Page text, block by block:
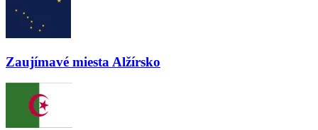
Zaujímavé miesta Alžírsko